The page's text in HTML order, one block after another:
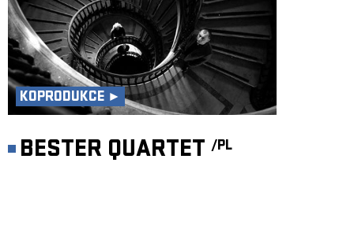
KOPRODUKCE ►
BESTER QUARTET /PL